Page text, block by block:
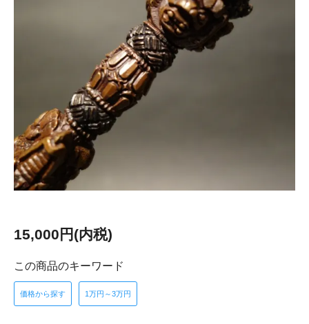
15,000円(内税)
この商品のキーワード
価格から探す 1万円～3万円